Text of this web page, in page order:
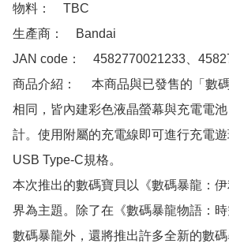
物料：　TBC
生產商：　Bandai
JAN code：　4582770021233、
商品介紹：　 本商品與已發售的「數
相同，皆內建彩色液晶螢幕與充電電
計。使用附屬的充電線即可進行充電
USB Type-C規格。
本次推出的數碼寶貝以《數碼暴龍：
界為主題。除了在《數碼暴龍物語：
數碼暴龍外，還將推出許多全新的數